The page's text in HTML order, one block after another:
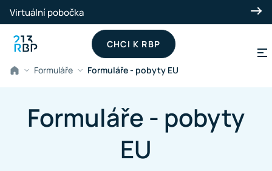
Přeskočit na hlavní obsah
Virtuální pobočka
CHCI K RBP
Formuláře Formuláře - pobyty EU
Formuláře - pobyty
EU